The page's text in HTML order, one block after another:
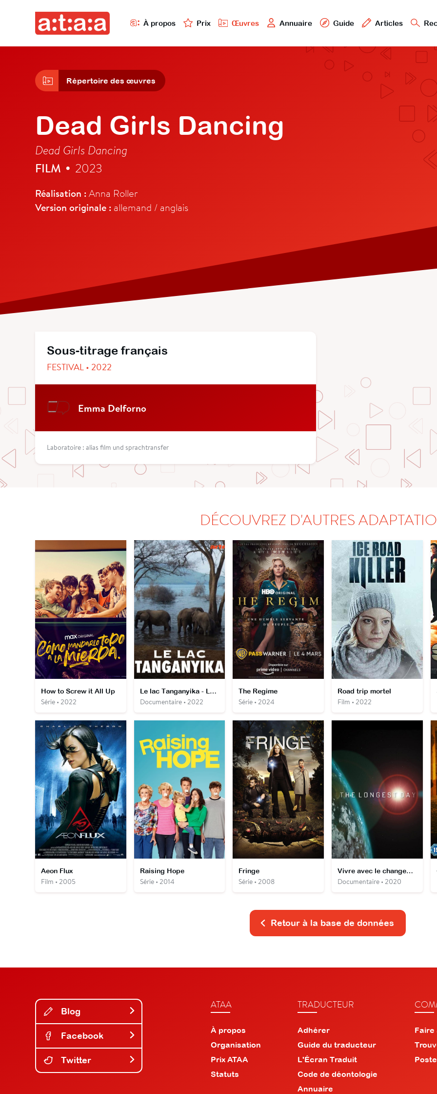
À propos Prix Œuvres Annuaire Guide Articles
Répertoire des œuvres
Dead Girls Dancing
Dead Girls Dancing
FILM • 2023
Réalisation :Anna Roller
Version originale : allemand / anglais
Sous-titrage français
FESTIVAL • 2022
Emma Delforno
Laboratoire : alias film und sprachtransfer
DÉCOUVREZ D'AUTRES
How to Screw it All Up
Série • 2022
Le lac Tanganyika - La source de vie de l'Afrique
Documentaire • 2022
The Regime
Série • 2024
Road trip mortel
Film • 2022
Aeon Flux
Film • 2005
Raising Hope
Série • 2014
Fringe
Série • 2008
Vivre avec le changement climatique
Documentaire • 2020
Retour à la base de données
Blog
Facebook
Twitter
ATAA
À propos
Organisation
Prix ATAA
Statuts
TRADUCTEUR
Adhérer
Guide du traducteur
L'Écran Traduit
Code de déontologie
Annuaire